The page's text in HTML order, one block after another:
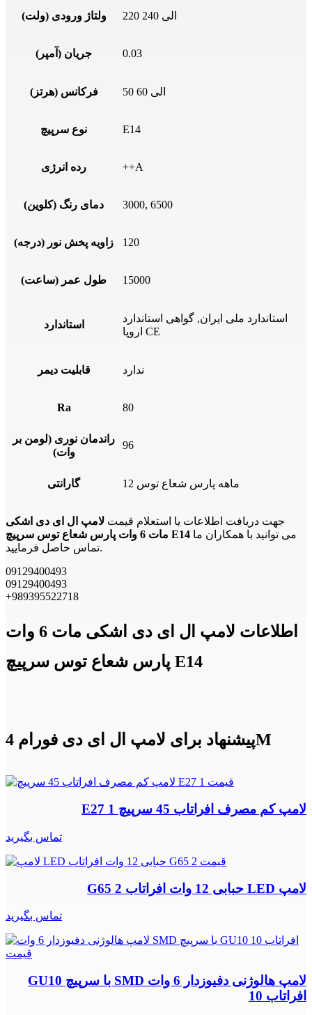
ولتاژ ورودی (ولت) 220 الی 240
جریان (آمپر) 0.03
فرکانس (هرتز) 50 الی 60
نوع سرپیچ E14
رده انرژی ++A
دمای رنگ (کلوین) 3000, 6500
زاویه پخش نور (درجه) 120
طول عمر (ساعت) 15000
استاندارد
استاندارد ملی ایران, گواهی استاندارد
اروپا CE
قابلیت دیمر ندارد
Ra 80
راندمان نوری (لومن بر
وات)
96
گارانتی 12 ماهه پارس شعاع توس
جهت دریافت اطلاعات یا استعلام قیمت لامپ ال ای دی اشکی
مات 6 وات پارس شعاع توس سرپیچ E14 می توانید با همکاران ما
تماس حاصل فرمایید.
09129400493
09129400493
+989395522718
اطلاعات لامپ ال ای دی اشکی مات 6 وات
پارس شعاع توس سرپیچ E14
پیشنهاد برای لامپ ال ای دی فورام 4M
لامپ کم مصرف افراتاب 45 سرپیچ E27 1
تماس بگیرید
لامپ LED حبابی 12 وات افراتاب G65 2
تماس بگیرید
لامپ هالوژنی دفیوزدار 6 وات SMD با سرپیچ GU10
افراتاب 10